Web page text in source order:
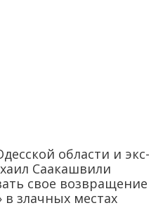
области и экс-
Саакашвили
свое возвращение
в злачных местах